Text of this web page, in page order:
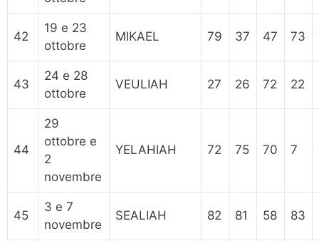
42
19 e 23
ottobre
MIKAEL 79 37 47 73
43
24 e 28
ottobre
VEULIAH 27 26 72 22
44
29
ottobre e
2
novembre
YELAHIAH 72 75 70 7
45
3 e 7
novembre
SEALIAH 82 81 58 83